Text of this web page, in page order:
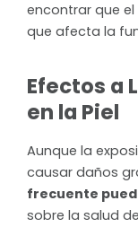
encontrar que
que afecta la
Efectos a
en la Piel
Aunque la
causar daños
frecuente
sobre la salud